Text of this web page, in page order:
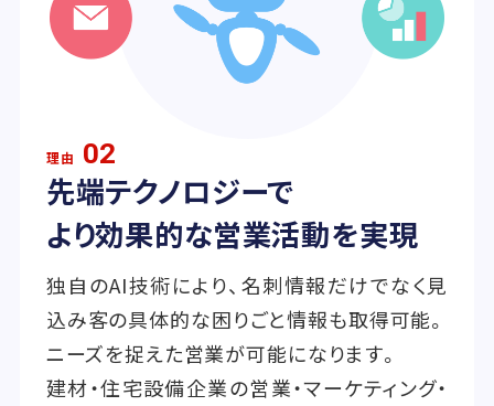
理由 02
先端テクノロジーで
より効果的な営業活動を実現
独自のAI技術により、名刺情報だけでなく見
込み客の具体的な困りごと情報も取得可能。
ニーズを捉えた営業が可能になります。
建材・住宅設備企業の営業・マーケティング・